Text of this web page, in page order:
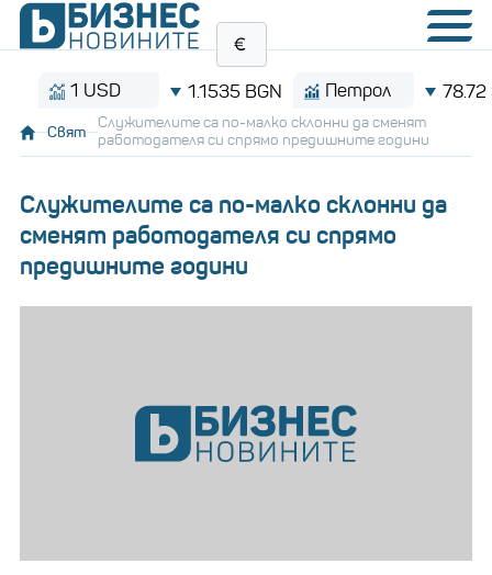
1 USD 1.1535 BGN Петрол 78.72 $/
Свят
Служителите са по-малко склонни да сменят
работодателя си спрямо предишните години
Служителите са по-малко склонни да
сменят работодателя си спрямо
предишните години